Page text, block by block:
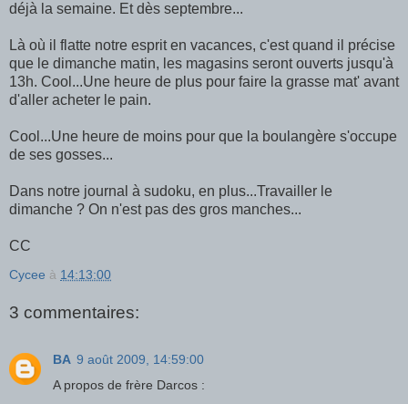
déjà la semaine. Et dès septembre...
Là où il flatte notre esprit en vacances, c'est quand il précise
que le dimanche matin, les magasins seront ouverts jusqu'à
13h. Cool...Une heure de plus pour faire la grasse mat' avant
d'aller acheter le pain.
Cool...Une heure de moins pour que la boulangère s'occupe
de ses gosses...
Dans notre journal à sudoku, en plus...Travailler le
dimanche ? On n'est pas des gros manches...
CC
Cycee à 14:13:00
3 commentaires:
BA 9 août 2009, 14:59:00
A propos de frère Darcos :